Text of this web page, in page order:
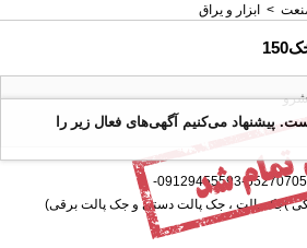
> ابزار و یراق
)جک پالت ، جک پالت دستی و جک پالت برقی)
پیشنهاد می‌کنیم آگهی‌های فعال زیر را